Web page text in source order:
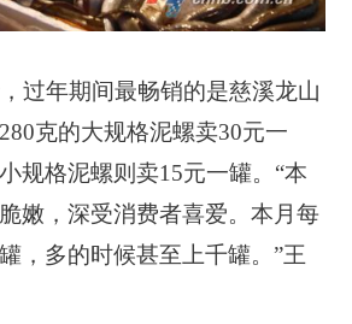
过年期间最畅销的是慈溪龙山
克的大规格泥螺卖30元一
规格泥螺则卖15元一罐。“本
嫩，深受消费者喜爱。本月每
，多的时候甚至上千罐。”王